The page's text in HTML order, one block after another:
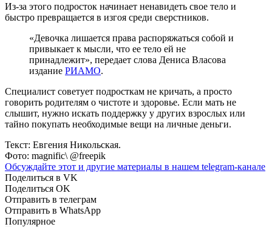
Из-за этого подросток начинает ненавидеть свое тело и
быстро превращается в изгоя среди сверстников.
«Девочка лишается права распоряжаться собой и
привыкает к мысли, что ее тело ей не
принадлежит», передает слова Дениса Власова
издание РИАМО.
Специалист советует подросткам не кричать, а просто
говорить родителям о чистоте и здоровье. Если мать не
слышит, нужно искать поддержку у других взрослых или
тайно покупать необходимые вещи на личные деньги.
Текст: Евгения Никольская.
Фото: magnific\ @freepik
Обсуждайте этот и другие материалы в нашем telegram-канале
Поделиться в VK
Поделиться OK
Отправить в телеграм
Отправить в WhatsApp
Популярное